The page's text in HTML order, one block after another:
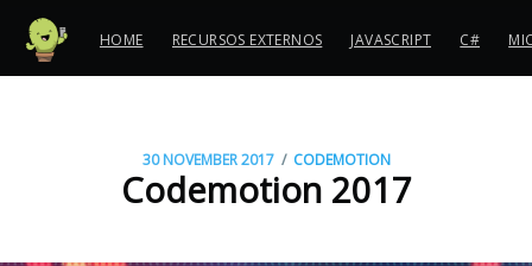
HOME RECURSOS EXTERNOS JAVASCRIPT C#
30 NOVEMBER 2017 / CODEMOTION
Codemotion 2017